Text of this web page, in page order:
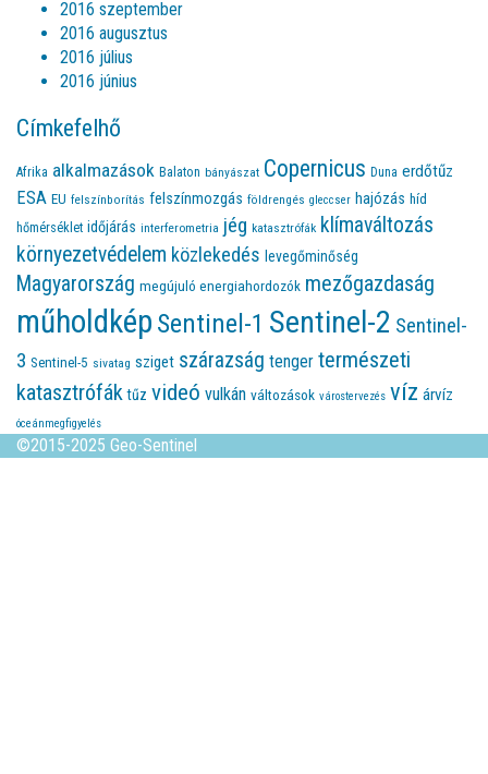
2016 szeptember
2016 augusztus
2016 július
2016 június
Címkefelhő
Afrika alkalmazások Balaton bányászat Copernicus Duna erdőtűz
ESA EU felszínborítás felszínmozgás földrengés gleccser hajózás híd
hőmérséklet időjárás interferometria jég katasztrófák klímaváltozás
környezetvédelem közlekedés levegőminőség
Magyarország megújuló energiahordozók mezőgazdaság
műholdkép Sentinel-1 Sentinel-2 Sentinel-
3 Sentinel-5 sivatag sziget szárazság tenger természeti
katasztrófák tűz videó vulkán változások várostervezés víz árvíz
óceánmegfigyelés
©2015-2025 Geo-Sentinel